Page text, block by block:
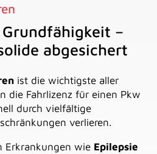
–
abgesichert
ist die wichtigste aller
die Fahrlizenz für einen Pkw
durch vielfältige
verlieren.
Erkrankungen wie Epilepsie